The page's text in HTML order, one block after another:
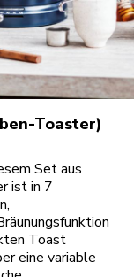
Toaster)
Set aus
ist in 7
Toast
eine variable